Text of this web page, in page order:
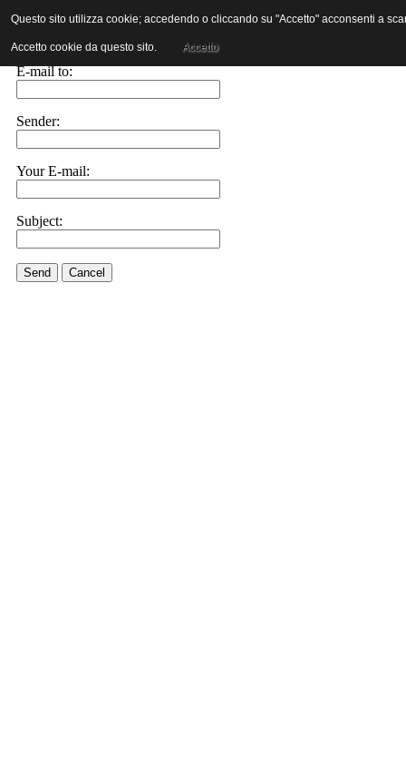
E-mail this link to a friend.
E-mail to:
Sender:
Your E-mail:
Subject:
Send Cancel
Questo sito utilizza cookie; accedendo o cliccando su "Accetto" acconsenti a
Accetto cookie da questo sito. Accetto